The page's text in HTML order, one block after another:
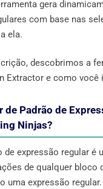
gera
com base nas
ela.
descobrimos a
Extractor e como você
de Padrão de
Ninjas?
de expressão regular é
de qualquer bloco
uma expressão regular.